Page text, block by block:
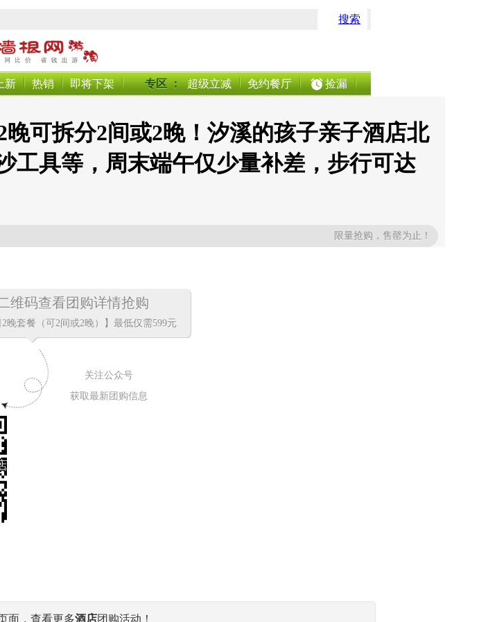
搜索
新 热销 即将下架 专区： 超级立减 免约餐厅 捡漏
晚可拆分2间或2晚！汐溪的孩子亲子酒店北
工具等，周末端午仅少量补差，步行可达
限量抢购，售罄为止！
维码查看团购详情抢购
晚套餐（可2间或2晚） 】最低仅需599元
关注公众号
获取最新团购信息
面，查看更多酒店团购活动！